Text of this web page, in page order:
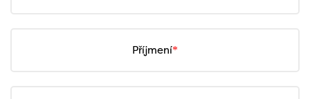
Příjmení